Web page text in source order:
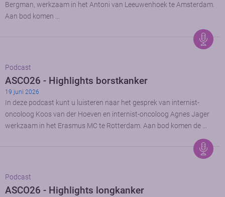
Bergman, werkzaam in het Antoni van Leeuwenhoek te Amsterdam.
Aan bod komen …
Podcast
ASCO26 - Highlights borstkanker
19 juni 2026
In deze podcast kunt u luisteren naar het gesprek van internist-
oncoloog Koos van der Hoeven en internist-oncoloog Agnes Jager
werkzaam in het Erasmus MC te Rotterdam. Aan bod komen de …
Podcast
ASCO26 - Highlights longkanker